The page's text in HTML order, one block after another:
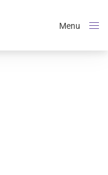
Menu